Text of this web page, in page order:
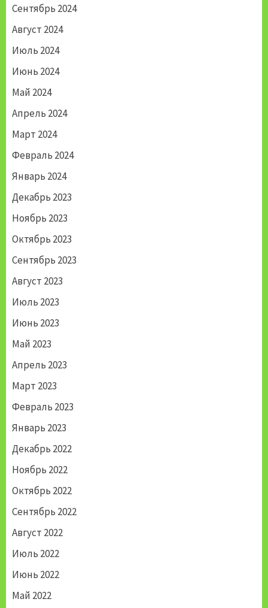
Сентябрь 2024
Август 2024
Июль 2024
Июнь 2024
Май 2024
Апрель 2024
Март 2024
Февраль 2024
Январь 2024
Декабрь 2023
Ноябрь 2023
Октябрь 2023
Сентябрь 2023
Август 2023
Июль 2023
Июнь 2023
Май 2023
Апрель 2023
Март 2023
Февраль 2023
Январь 2023
Декабрь 2022
Ноябрь 2022
Октябрь 2022
Сентябрь 2022
Август 2022
Июль 2022
Июнь 2022
Май 2022